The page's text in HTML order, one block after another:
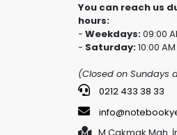
You can reach us
hours:
- Weekdays:09:00
- Saturday:10:00
(Closed on Sundays
0212 433 38 33